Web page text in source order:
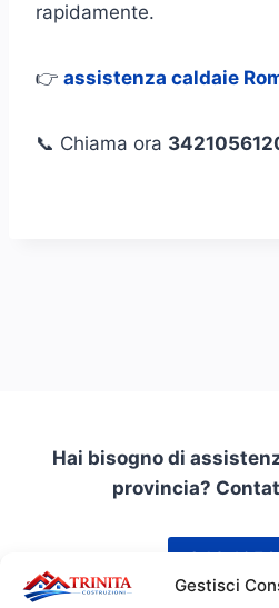
Gestisci
rapidamente.
👉 assistenza caldaie
📞 Chiama ora
Hai bisogno di
provincia?
342